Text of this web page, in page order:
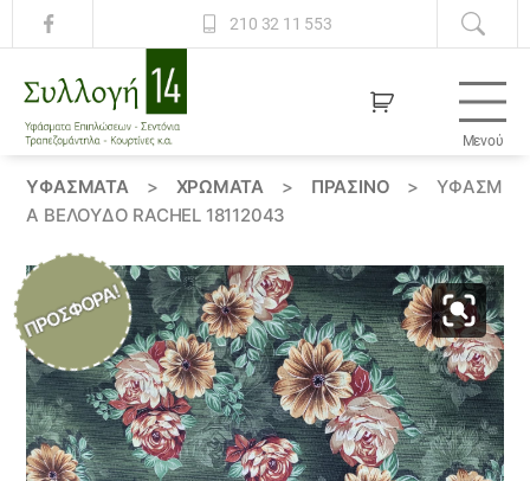
210 32 11 553
14
Μενού
ΥΦΆΣΜΑΤΑ > ΧΡΏΜΑΤΑ > ΠΡΑΣΙΝΟ >
ΎΦΑΣΜ
Α ΒΕΛΟΥΔΟ RACHEL 18112043
ΠΡΟΣΦΟΡΆ!